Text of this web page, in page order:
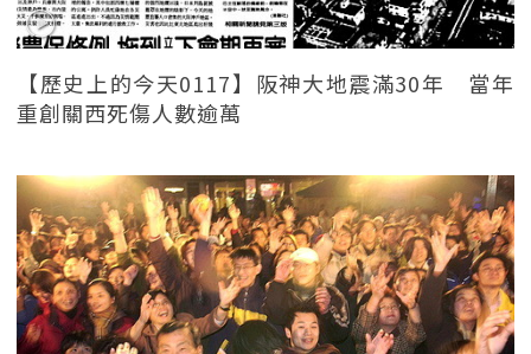
【歷史上的今天0117】阪神大地震滿30年 當年
重創關西死傷人數逾萬